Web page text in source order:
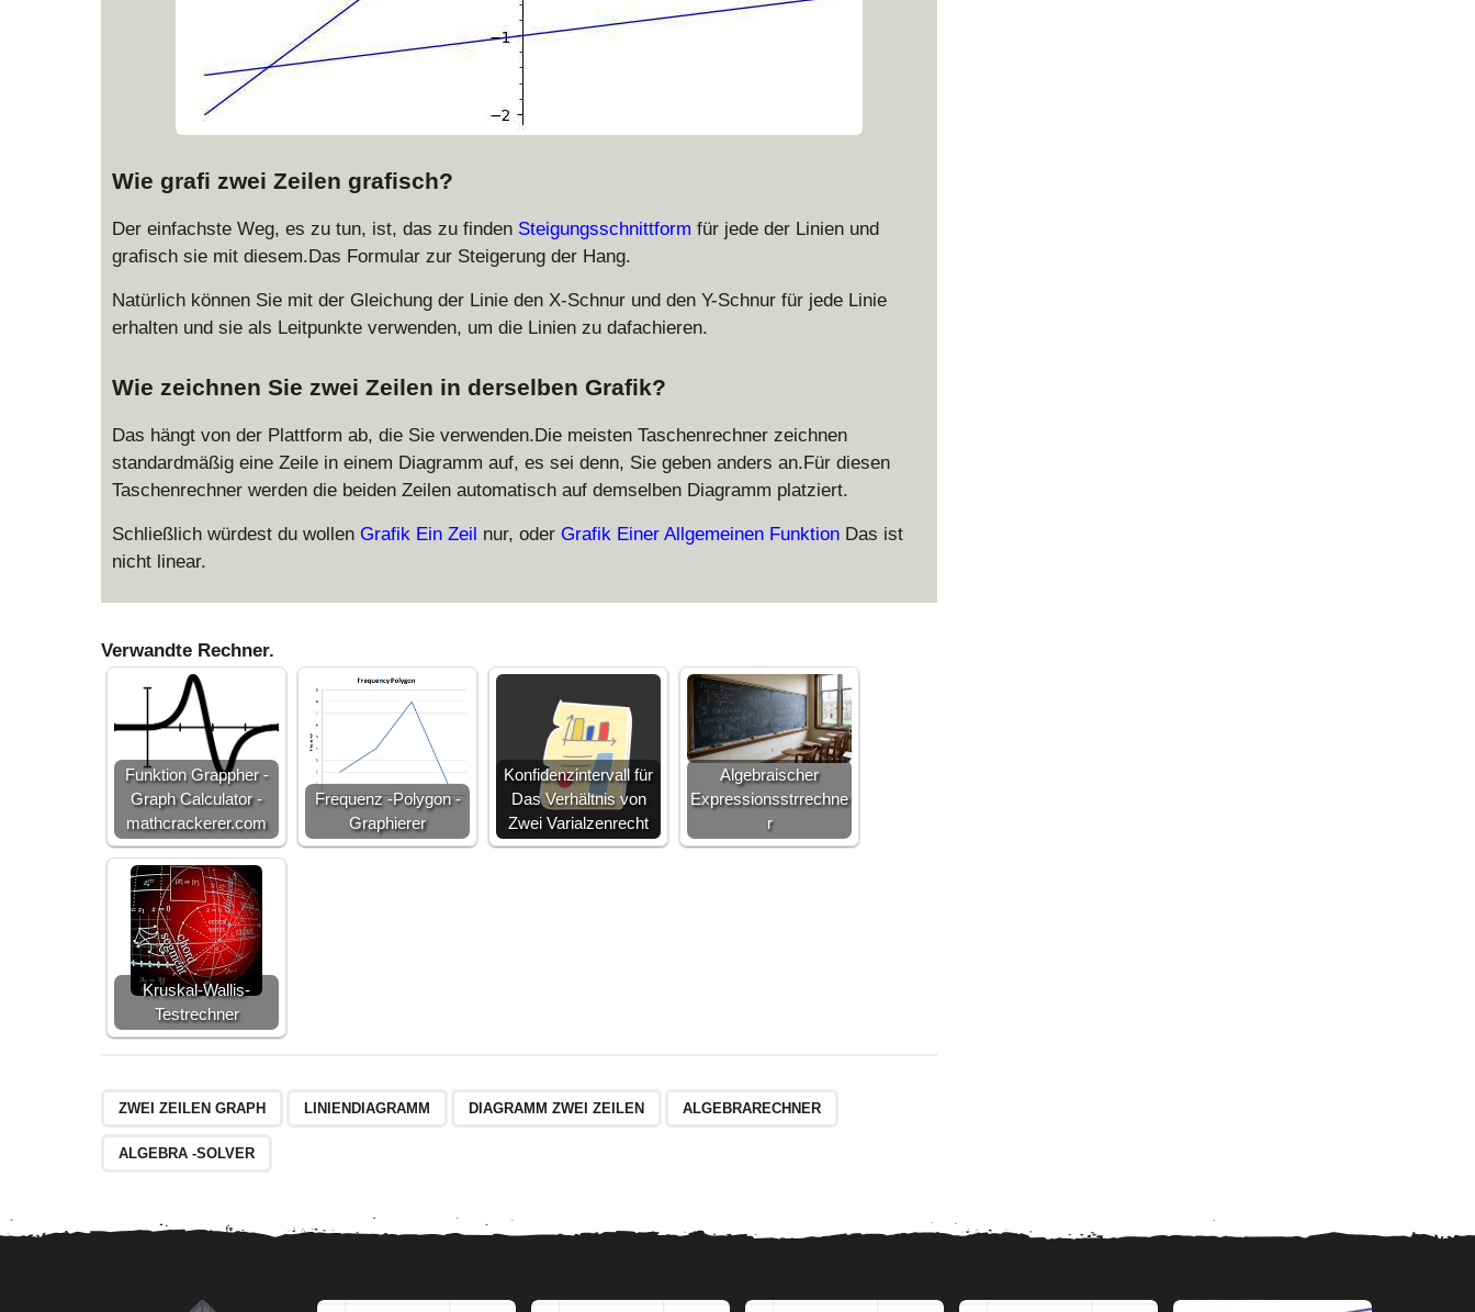
Wie grafi zwei Zeilen grafisch?
Der einfachste Weg, es zu tun, ist, das zu finden Steigungsschnittform für jede der Linien und
grafisch sie mit diesem.Das Formular zur Steigerung der Hang.
Natürlich können Sie mit der Gleichung der Linie den X-Schnur und den Y-Schnur für jede Linie
erhalten und sie als Leitpunkte verwenden, um die Linien zu dafachieren.
Wie zeichnen Sie zwei Zeilen in derselben Grafik?
Das hängt von der Plattform ab, die Sie verwenden.Die meisten Taschenrechner zeichnen
standardmäßig eine Zeile in einem Diagramm auf, es sei denn, Sie geben anders an.Für diesen
Taschenrechner werden die beiden Zeilen automatisch auf demselben Diagramm platziert.
Schließlich würdest du wollen Grafik Ein Zeil nur, oder Grafik Einer Allgemeinen Funktion Das ist
nicht linear.
Verwandte Rechner.
Funktion Grappher -
Graph Calculator -
mathcrackerer.com
Frequenz -Polygon -
Graphierer
Konfidenzintervall für
Das Verhältnis von
Zwei Varialzenrecht
Algebraischer
Expressionsstrrechne
r
Kruskal-Wallis-
Testrechner
ZWEI ZEILEN GRAPH LINIENDIAGRAMM DIAGRAMM ZWEI ZEILEN ALGEBRARECHNER
ALGEBRA -SOLVER